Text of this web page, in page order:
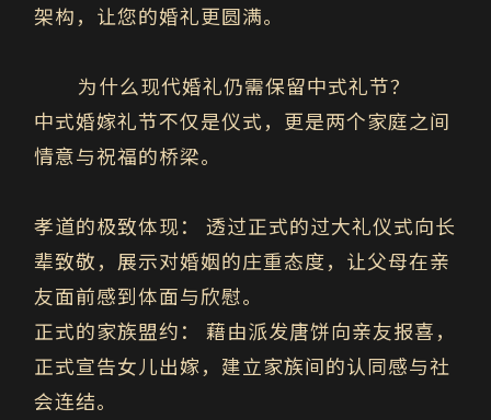
架构，让您的婚礼更圆满。
为什么现代婚礼仍需保留中式礼节？
中式婚嫁礼节不仅是仪式，更是两个家庭之间
情意与祝福的桥梁。
孝道的极致体现：
透过正式的过大礼仪式向长
辈致敬，展示对婚姻的庄重态度，让父母在亲
友面前感到体面与欣慰。
正式的家族盟约：
藉由派发唐饼向亲友报喜，
正式宣告女儿出嫁，建立家族间的认同感与社
会连结。